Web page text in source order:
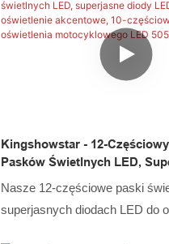
Produkt jest wykonany tak, aby
lepsze funkcje. Co więcej, jego
bardzo podkreślany, ponieważ
wyznaczać trendy w branży
Kingshowstar - 12-
Pasków Świetlnych LED,
10-Częściowy Zestaw
Motocyklowego LED 5050
Nasze 12-częściowe paski
superjasnych diodach LED do